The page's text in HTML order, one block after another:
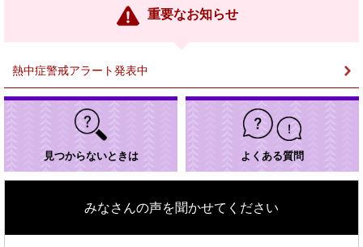
重要なお知らせ
熱中症警戒アラート発表中
見つからないときは よくある質問
みなさんの声を聞かせてください